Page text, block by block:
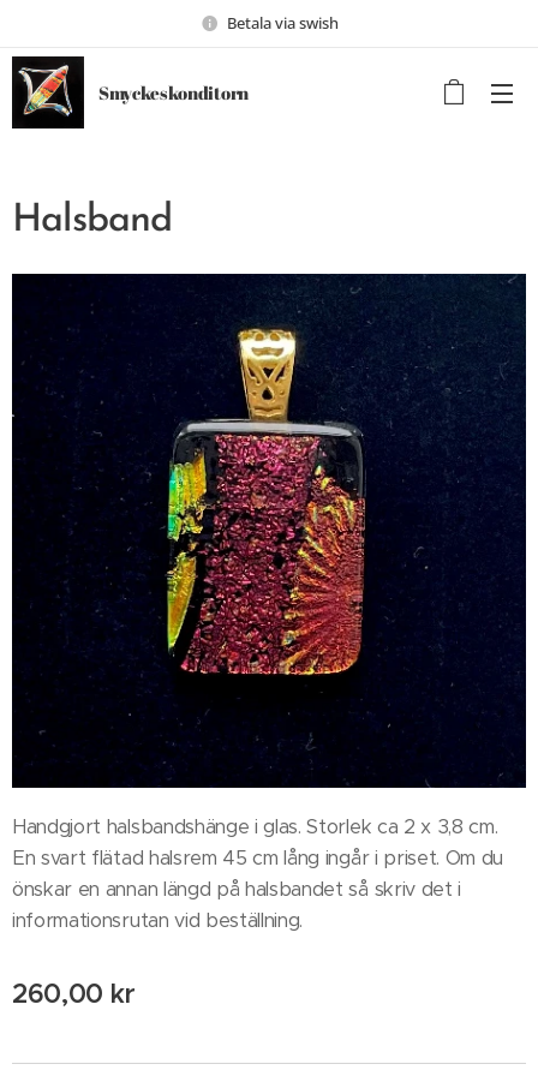
Betala via swish
Smyckeskonditorn
Halsband
Handgjort halsbandshänge i glas. Storlek ca 2 x 3,8 cm.
En svart flätad halsrem 45 cm lång ingår i priset. Om du
önskar en annan längd på halsbandet så skriv det i
informationsrutan vid beställning.
260,00 kr